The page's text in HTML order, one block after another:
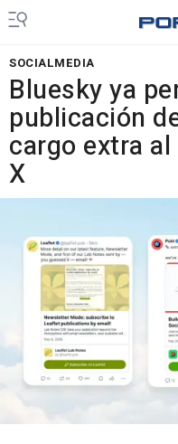
SOCIALMEDIA
Bluesky ya
publicación
cargo extra
X